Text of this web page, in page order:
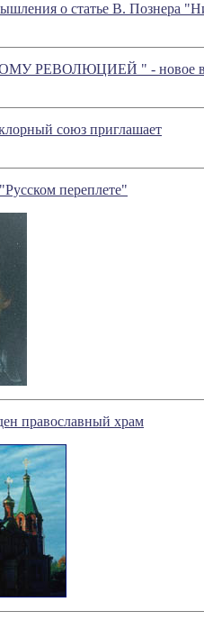
о статье В. Познера
РЕВОЛЮЦИЕЙ " - новое в
союз приглашает
переплете"
православный храм